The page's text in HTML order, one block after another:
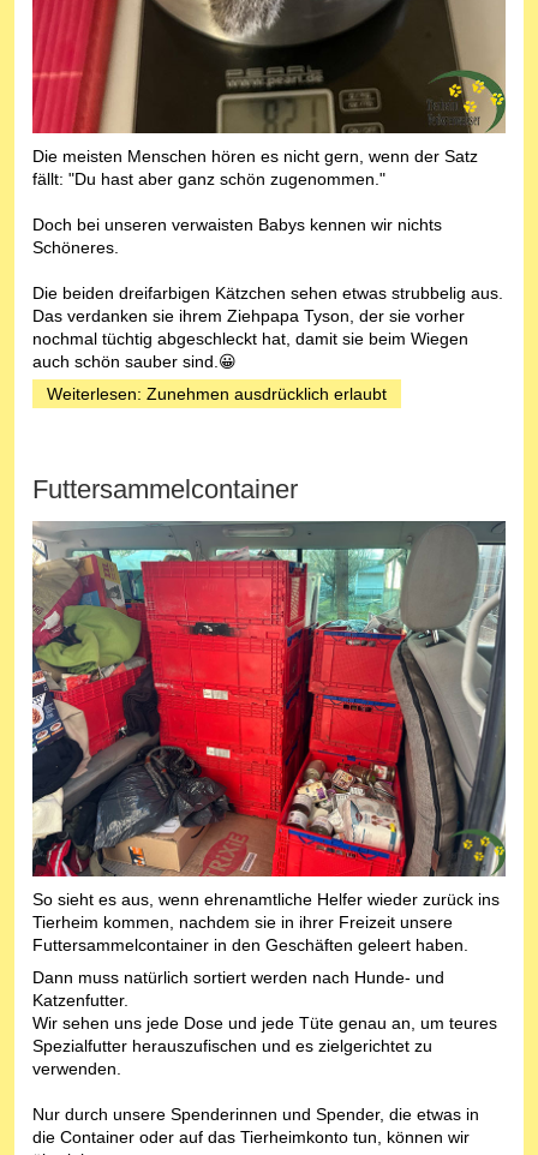
Die meisten Menschen hören es nicht gern, wenn der Satz
fällt: "Du hast aber ganz schön zugenommen."
Doch bei unseren verwaisten Babys kennen wir nichts
Schöneres.
Die beiden dreifarbigen Kätzchen sehen etwas strubbelig aus.
Das verdanken sie ihrem Ziehpapa Tyson, der sie vorher
nochmal tüchtig abgeschleckt hat, damit sie beim Wiegen
auch schön sauber sind.😀
Weiterlesen: Zunehmen ausdrücklich erlaubt
Futtersammelcontainer
So sieht es aus, wenn ehrenamtliche Helfer wieder zurück ins
Tierheim kommen, nachdem sie in ihrer Freizeit unsere
Futtersammelcontainer in den Geschäften geleert haben.
Dann muss natürlich sortiert werden nach Hunde- und
Katzenfutter.
Wir sehen uns jede Dose und jede Tüte genau an, um teures
Spezialfutter herauszufischen und es zielgerichtet zu
verwenden.
Nur durch unsere Spenderinnen und Spender, die etwas in
die Container oder auf das Tierheimkonto tun, können wir